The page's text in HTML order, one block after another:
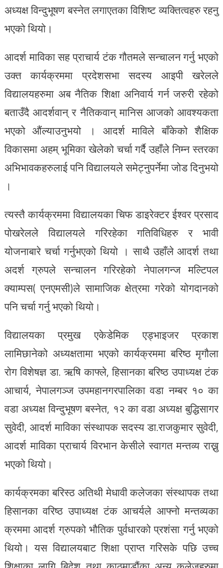
अध्यक्ष विन्दुभूषण बस्नेत लगाएतका विशिष्ट व्यक्तित्वहरु रहनु
भएको थियो।
आदर्श माविका सह प्राचार्य टंक गौतमले सन्चालन गर्नु भएको
उक्त कार्यक्रममा प्रदेशसभा सदस्य आइपी खरेलले
विद्यालयहरुमा अब नैतिक शिक्षा अनिवार्य गर्न जरुरी रहेको
बताउँदै आदर्शवान् र नैतिकवान् मानिस आजको आवश्यकता
भएको औंल्याउनुभयो । आदर्श माविले बाँकेको शैक्षिक
विकासमा अहम् भूमिका खेलेको चर्चा गर्दै उहाँले निम्न स्तरका
अभिभावकहरुलाई पनि विद्यालयले समेट्नुपर्नेमा जोड दिनुभयो
।
त्यस्तै कार्यक्रममा विद्यालयका चिफ डाइरेक्टर ईश्वर प्रसाद
पोखरेलले विद्यालयले गरिरहेका गतिविधिहरु र भावी
योजनाबारे चर्चा गर्नुभएको थियो । साथै उहाँले आदर्श तथा
अदर्श ग्रुपले सन्चालन गरिरहेको नेपालगन्ज मल्टिपल
क्याम्पस( एनएमसी)ले सामाजिक क्षेत्रमा गरेको योगदानको
पनि चर्चा गर्नु भएको थियो।
विद्यालयका प्रमुख एकेडेमिक एड्भाइजर प्रकाश
लामिछानेको अध्यक्षतामा भएको कार्यक्रममा बरिष्ठ मृगौला
रोग विशेषज्ञ डा. ऋषि काफ्ले, हिसानका बरिष्ठ उपाध्यक्ष टंक
आचार्य, नेपालगञ्ज उपमहानगरपालिका वडा नम्बर १० का
वडा अध्यक्ष विन्दुभूषण बस्नेत, १२ का वडा अध्यक्ष बुद्धिसागर
सुवेदी, आदर्श माविका संस्थापक सदस्य डा.राजकुमार सुवेदी,
आदर्श माविका प्राचार्य विरभान केसीले स्वागत मन्तव्य राख्नु
भएको थियो।
कार्यक्रमका बरिस्ठ अतिथी मेधावी कलेजका संस्थापक तथा
हिसानका वरिष्ठ उपाध्यक्ष टंक आचर्यले आफ्नो मन्तव्यका
क्रममा आदर्श ग्रुपको भौतिक पुर्वधारको प्रशंसा गर्नु भएको
थियो। यस विद्यालयबाट शिक्षा प्राप्त गरिसके पछि उच्च